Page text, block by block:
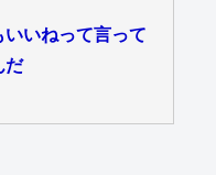
いねって言って
だ